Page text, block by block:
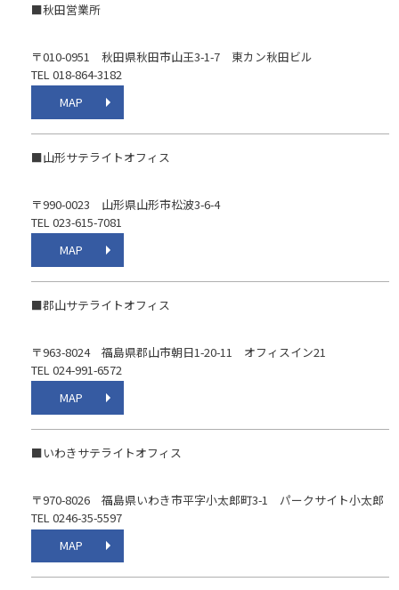
■秋田営業所
〒010-0951 秋田県秋田市山王3-1-7 東カン秋田ビル
TEL 018-864-3182
MAP
■山形サテライトオフィス
〒990-0023 山形県山形市松波3-6-4
TEL 023-615-7081
MAP
■郡山サテライトオフィス
〒963-8024 福島県郡山市朝日1-20-11 オフィスイン21
TEL 024-991-6572
MAP
■いわきサテライトオフィス
〒970-8026 福島県いわき市平字小太郎町3-1 パークサイト小太郎
TEL 0246-35-5597
MAP